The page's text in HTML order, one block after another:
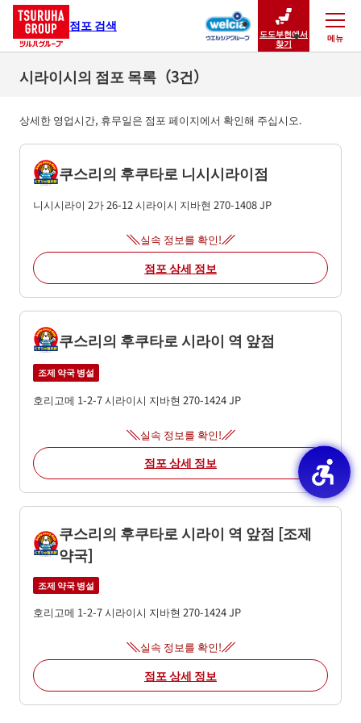
점포 검색
도도부현에서
찾기
메뉴
닫기
시라이시의 점포 목록（3건）
상세한 영업시간, 휴무일은 점포 페이지에서 확인해 주십시오.
쿠스리의 후쿠타로 니시시라이점
니시시라이 2가 26-12시라이시 지바현 270-1408JP
실속 정보를 확인!
점포 상세 정보
쿠스리의 후쿠타로 시라이 역 앞점
조제 약국 병설
호리고메 1-2-7시라이시 지바현 270-1424JP
실속 정보를 확인!
점포 상세 정보
쿠스리의 후쿠타로 시라이 역 앞점 [조제
약국]
조제 약국 병설
호리고메 1-2-7시라이시 지바현 270-1424JP
실속 정보를 확인!
점포 상세 정보